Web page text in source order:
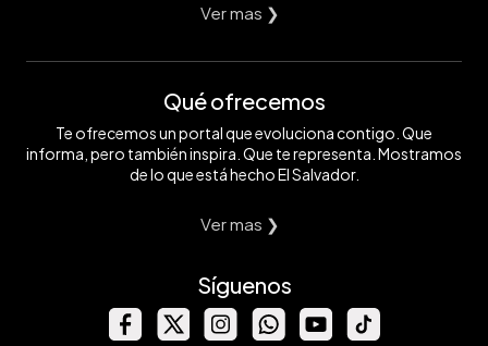
Ver mas ❯
Qué ofrecemos
Te ofrecemos un portal que evoluciona contigo. Que
informa, pero también inspira. Que te representa. Mostramos
de lo que está hecho El Salvador.
Ver mas ❯
Síguenos